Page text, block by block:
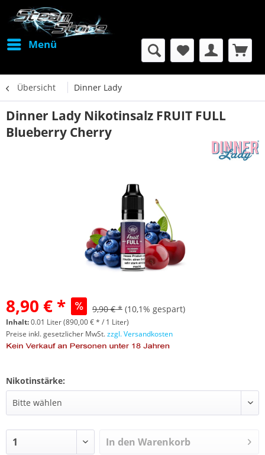
Menü
Übersicht Dinner Lady
Dinner Lady Nikotinsalz FRUIT FULL
Blueberry Cherry
8,90 € * 9,90 € * (10,1% gespart)
Inhalt:0.01 Liter (890,00 € * / 1 Liter)
Preise inkl. gesetzlicher MwSt.zzgl. Versandkosten
Nikotinstärke:
In den Warenkorb